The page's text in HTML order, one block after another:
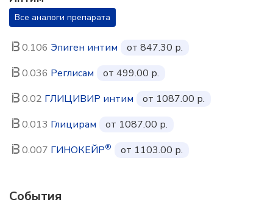
Все аналоги препарата
0.106 Эпиген интим
от 847.30 р.
0.036 Реглисам
от 499.00 р.
0.02 ГЛИЦИВИР интим
от 1087.00 р.
0.013 Глицирам
от 1087.00 р.
0.007 ГИНОКЕЙР® от 1103.00 р.
События